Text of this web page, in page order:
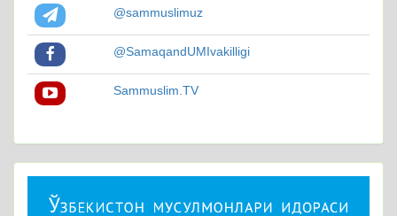
@sammuslimuz
@SamaqandUMIvakilligi
Sammuslim.TV